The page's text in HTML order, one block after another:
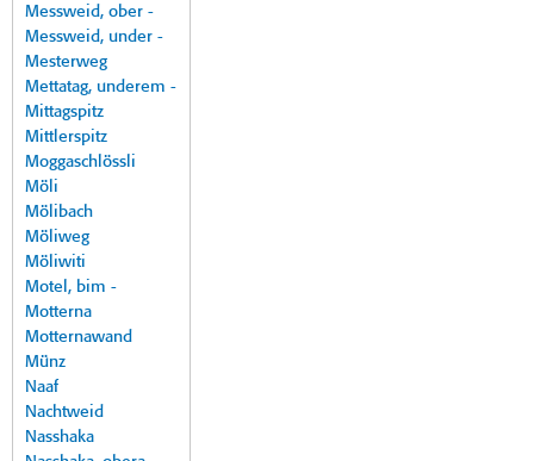
Messweid, ober -
Messweid, under -
Mesterweg
Mettatag, underem -
Mittagspitz
Mittlerspitz
Moggaschlössli
Möli
Mölibach
Möliweg
Möliwiti
Motel, bim -
Motterna
Motternawand
Münz
Naaf
Nachtweid
Nasshaka